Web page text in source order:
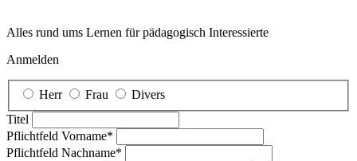
Alles rund ums Lernen für pädagogisch Interessierte
Anmelden
Herr Frau
Divers
Titel
Pflichtfeld Vorname*
Pflichtfeld Nachname*